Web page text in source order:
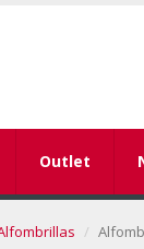
Outlet